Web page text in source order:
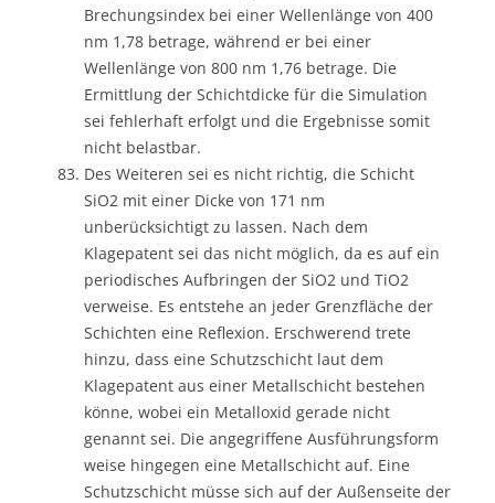
Brechungsindex bei einer Wellenlänge von 400
nm 1,78 betrage, während er bei einer
Wellenlänge von 800 nm 1,76 betrage. Die
Ermittlung der Schichtdicke für die Simulation
sei fehlerhaft erfolgt und die Ergebnisse somit
nicht belastbar.
Des Weiteren sei es nicht richtig, die Schicht
SiO2 mit einer Dicke von 171 nm
unberücksichtigt zu lassen. Nach dem
Klagepatent sei das nicht möglich, da es auf ein
periodisches Aufbringen der SiO2 und TiO2
verweise. Es entstehe an jeder Grenzfläche der
Schichten eine Reflexion. Erschwerend trete
hinzu, dass eine Schutzschicht laut dem
Klagepatent aus einer Metallschicht bestehen
könne, wobei ein Metalloxid gerade nicht
genannt sei. Die angegriffene Ausführungsform
weise hingegen eine Metallschicht auf. Eine
Schutzschicht müsse sich auf der Außenseite der